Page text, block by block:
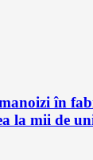
în
la mii de